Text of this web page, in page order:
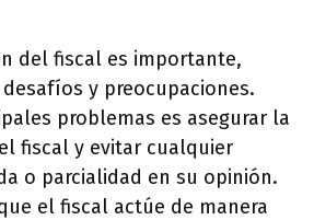
del fiscal es importante,
y preocupaciones.
problemas es asegurar la
fiscal y evitar cualquier
o parcialidad en su opinión.
el fiscal actúe de manera